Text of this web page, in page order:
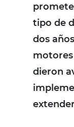
tipo de
dos
dieron